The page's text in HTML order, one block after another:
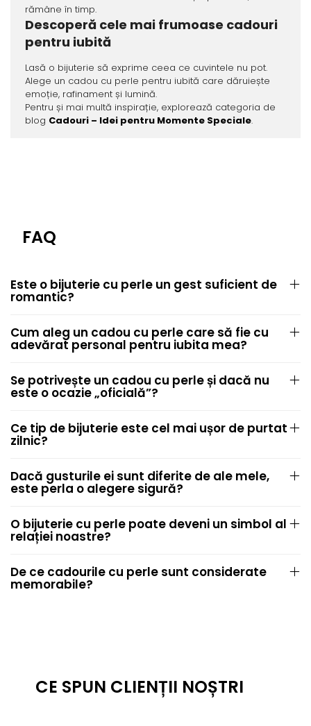
rămâne în timp.
Descoperă cele mai frumoase cadouri
pentru iubită
Lasă o bijuterie să exprime ceea ce cuvintele nu pot.
Alege un cadou cu perle pentru iubită care dăruiește
emoție, rafinament și lumină.
Pentru și mai multă inspirație, explorează categoria de
blog Cadouri – Idei pentru Momente Speciale.
FAQ
Este o bijuterie cu perle un gest suficient de
romantic?
Cum aleg un cadou cu perle care să fie cu
adevărat personal pentru iubita mea?
Se potrivește un cadou cu perle și dacă nu
este o ocazie „oficială”?
Ce tip de bijuterie este cel mai ușor de purtat
zilnic?
Dacă gusturile ei sunt diferite de ale mele,
este perla o alegere sigură?
O bijuterie cu perle poate deveni un simbol al
relației noastre?
De ce cadourile cu perle sunt considerate
memorabile?
CE SPUN CLIENȚII NOȘTRI